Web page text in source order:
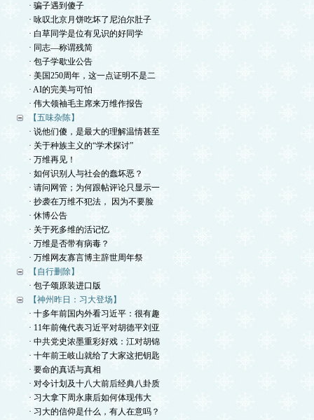
· 骗子遇到傻子
· 咏叹北京月饼吃坏了尼泊尔肚子
· 白草同学是位有见识的好同学
· 同志—称谓残简
· 包子学歇业公告
· 美国250周年，这一点证明不是二
· AI的完美与可怕
· 伟大领袖毛主席来万维作报告
【五味杂陈】
· 说他们傻，是最大的理解温情甚至
· 关于种族主义的“学术探讨”
· 万维再见！
· 如何识别人与社会的蠢坏恶？
· 请问网管；为何跟帖评论只显示一
· 抄袭在万维不犯法， 因为不要脸
· 休博公告
· 关于死多维的活记忆
· 万维是否带有病毒？
· 万维网友寡言博主辞世周年祭
【自行删除】
· 包子颂原装进口版
【神州昨日：习大登场】
· 十多年前国内外看习近平：很有趣
· 11年前俺代表习近平对胡德平刘亚
· 中共党史浓墨重彩好戏：江对胡锦
· 十年前王岐山就给了大家这把钥匙
· 要命的真话与真相
· 对令计划及十八大前后经典八卦质
· 习大拿下周永康后如何体现伟大
· 习大的信仰是什么，有人在意吗？